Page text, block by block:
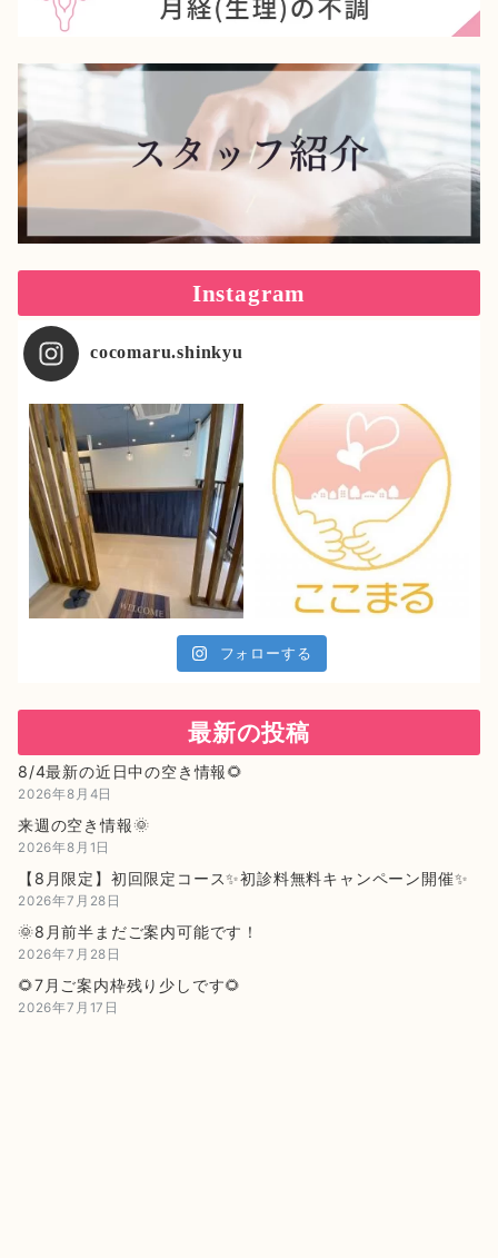
Instagram
cocomaru.shinkyu
フォローする
最新の投稿
8/4最新の近日中の空き情報🌻
2026年8月4日
来週の空き情報🌞
2026年8月1日
【8月限定】初回限定コース✨初診料無料キャンペーン開催✨
2026年7月28日
🌞8月前半まだご案内可能です！
2026年7月28日
🌻7月ご案内枠残り少しです🌻
2026年7月17日